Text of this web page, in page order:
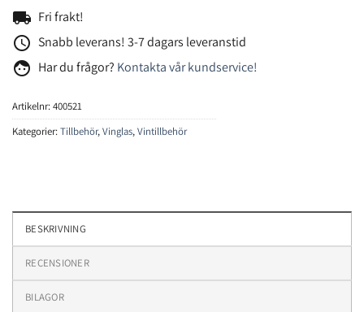
local_shipping Fri frakt!
access_time Snabb leverans! 3-7 dagars leveranstid
face Har du frågor? Kontakta vår kundservice!
Artikelnr:400521
Kategorier:Tillbehör,Vinglas,Vintillbehör
BESKRIVNING
RECENSIONER
BILAGOR